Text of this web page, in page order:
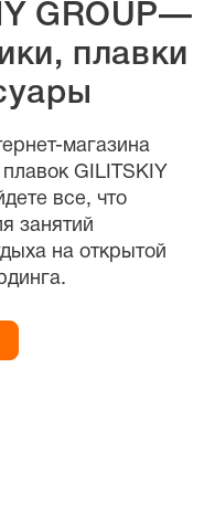
GROUP—
плавки
магазина
GILITSKIY
все, что
занятий
на открытой